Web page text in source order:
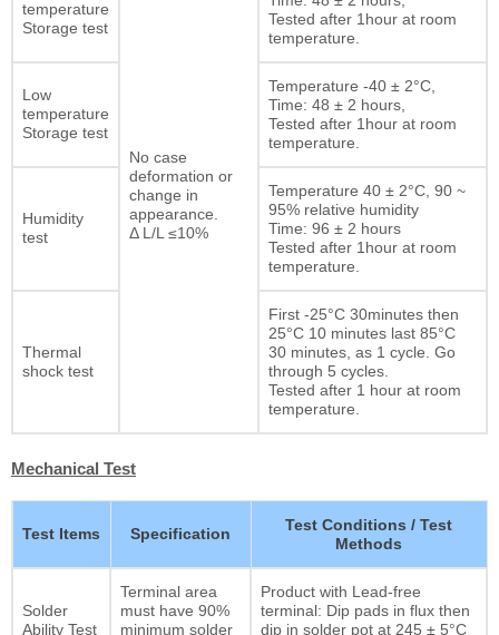
temperature
Storage test
No case
deformation or
change in
appearance.
Δ L/L ≤10%
Tested after 1hour at room
temperature.
Low
temperature
Storage test
Temperature -40 ± 2°C,
Time: 48 ± 2 hours,
Tested after 1hour at room
temperature.
Humidity
test
Temperature 40 ± 2°C, 90 ~
95% relative humidity
Time: 96 ± 2 hours
Tested after 1hour at room
temperature.
Thermal
shock test
First -25°C 30minutes then
25°C 10 minutes last 85°C
30 minutes, as 1 cycle. Go
through 5 cycles.
Tested after 1 hour at room
temperature.
Mechanical Test
Test Items Specification
Test Conditions / Test
Methods
Solder
Ability Test
Terminal area
must have 90%
minimum solder
Product with Lead-free
terminal: Dip pads in flux then
dip in solder pot at 245 ± 5°C